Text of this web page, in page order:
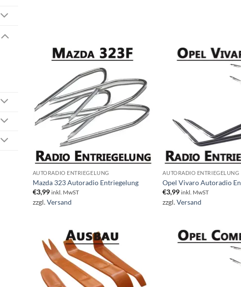
AUTORADIO ENTRIEGELUNG
Mazda 323 Autoradio Entriegelung
€3,99 inkl. MwST
zzgl.Versand
AUTORADIO ENTRIEGELUNG
Opel Vivaro Autoradio
€3,99 inkl. MwST
zzgl.Versand